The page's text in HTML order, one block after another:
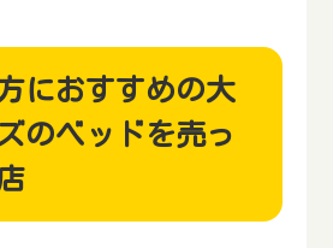
におすすめの大
のベッドを売っ